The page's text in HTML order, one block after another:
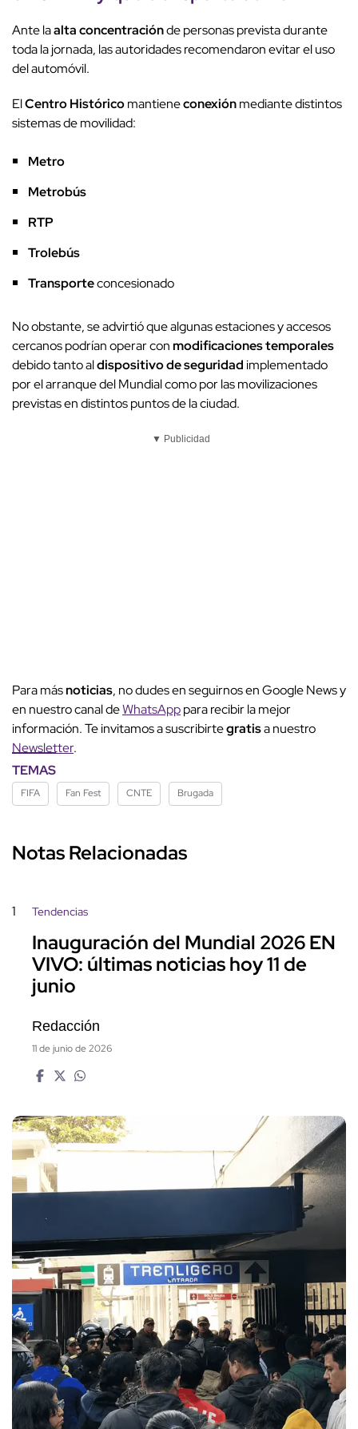
Ante laalta concentraciónde personas prevista durante
toda la jornada, las autoridades recomendaron evitar el uso
del automóvil.
ElCentro Históricomantieneconexiónmediante distintos
sistemas de movilidad:
Metro
Metrobús
RTP
Trolebús
Transporteconcesionado
No obstante, se advirtió que algunas estaciones y accesos
cercanos podrían operar conmodificaciones temporales
debido tanto aldispositivo de seguridadimplementado
por el arranque del Mundial como por las movilizaciones
previstas en distintos puntos de la ciudad.
▼ Publicidad
Para másnoticias, no dudes en seguirnos en Google News y
en nuestro canal deWhatsApppara recibir la mejor
información. Te invitamos a suscribirtegratisa nuestro
Newsletter.
TEMAS
FIFA Fan Fest CNTE Brugada
Notas Relacionadas
1 Tendencias
Inauguración del Mundial 2026 EN
VIVO: últimas noticias hoy 11 de
junio
Redacción
11 de junio de 2026